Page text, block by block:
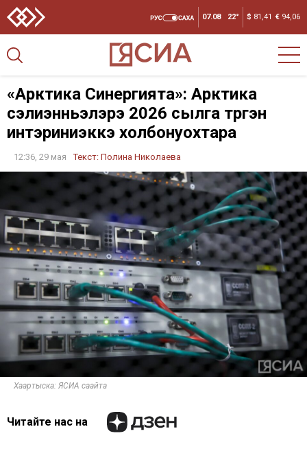
07.08 22° $ 81,41 € 94,06
«Арктика Синергията»: Арктика
сэлиэнньэлэрэ 2026 сылга түргэн
интэриниэккэ холбонуохтара
12:36, 29 мая Текст: Полина Николаева
Хаартыска: ЯСИА саайта
Читайте нас на